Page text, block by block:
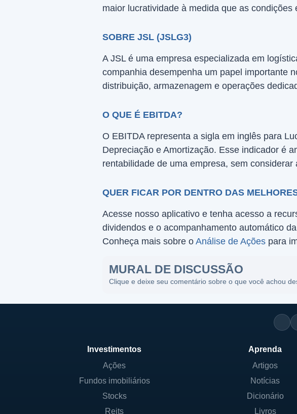
maior lucratividade à medida que as condições
SOBRE JSL (JSLG3)
A JSL é uma empresa especializada em
companhia desempenha um papel importante
distribuição, armazenagem e operações
O QUE É EBITDA?
O EBITDA representa a sigla em inglês para
Depreciação e Amortização. Esse indicador é
rentabilidade de uma empresa, sem
QUER FICAR POR DENTRO DAS
Acesse nosso aplicativo e tenha acesso a
dividendos e o acompanhamento automático
Conheça mais sobre o Análise de Ações para
MURAL DE DISCUSSÃO
Clique e deixe seu comentário sobre o que você achou
Investimentos
Ações
Fundos imobiliários
Stocks
Reits
Aprenda
Artigos
Notícias
Dicionário
Livros